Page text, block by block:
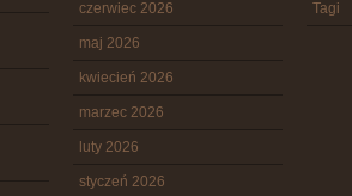
czerwiec 2026
maj 2026
kwiecień 2026
marzec 2026
luty 2026
styczeń 2026
Tagi